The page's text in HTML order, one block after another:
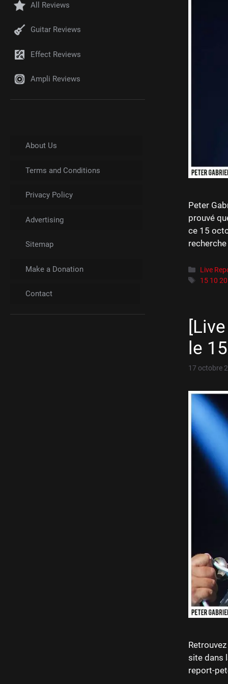
Peter
prouvé
ce 15
Live
15 10
le
17 octobre
site dans
report-
All Reviews
Guitar Reviews
Effect Reviews
Ampli Reviews
About Us
Terms and Conditions
Privacy Policy
Advertising
Sitemap
Make a Donation
Contact